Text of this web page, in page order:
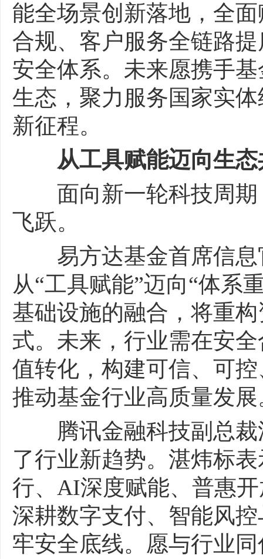
能全场景创新落地，全
合规、客户服务全链路
安全体系。未来愿携手
生态，聚力服务国家实
新征程。
从工具赋能迈向生
面向新一轮科技周期
飞跃。
易方达基金首席信息
从“工具赋能”迈向“体系
基础设施的融合，将重
式。未来，行业需在安
值转化，构建可信、可
推动基金行业高质量发展
腾讯金融科技副总裁
了行业新趋势。湛炜标
行、AI深度赋能、普惠
深耕数字支付、智能风
牢安全底线。愿与行业